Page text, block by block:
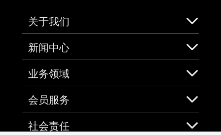
关于我们
新闻中心
业务领域
会员服务
社会责任